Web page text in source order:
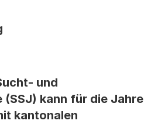
und
kann für die Jahre
kantonalen